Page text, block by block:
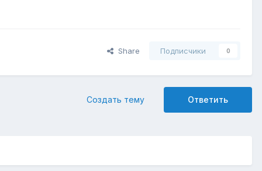
Share Подписчики 0
Ответить
Создать тему